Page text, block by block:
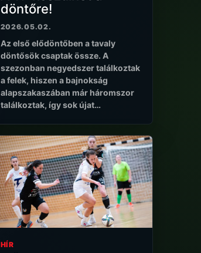
döntőre!
2026.05.02.
Az első elődöntőben a tavaly
döntősök csaptak össze. A
szezonban negyedszer találkoztak
a felek, hiszen a bajnokság
alapszakaszában már háromszor
találkoztak, így sok újat…
HÍR